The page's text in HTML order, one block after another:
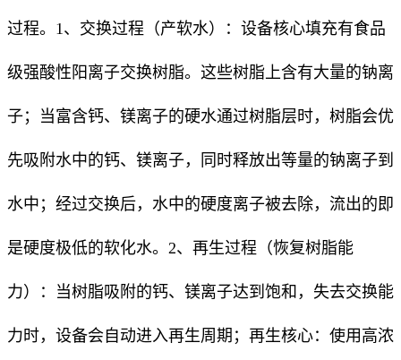
过程。1、交换过程（产软水）：设备核心填充有食品
级强酸性阳离子交换树脂。这些树脂上含有大量的钠离
子；当富含钙、镁离子的硬水通过树脂层时，树脂会优
先吸附水中的钙、镁离子，同时释放出等量的钠离子到
水中；经过交换后，水中的硬度离子被去除，流出的即
是硬度极低的软化水。2、再生过程（恢复树脂能
力）：当树脂吸附的钙、镁离子达到饱和，失去交换能
力时，设备会自动进入再生周期；再生核心：使用高浓